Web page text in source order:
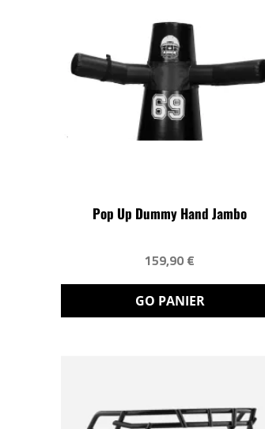
Pop Up Dummy Hand Jambo
159,90 €
GO PANIER